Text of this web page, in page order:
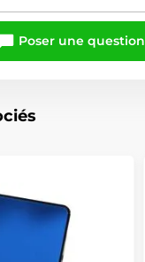
Poser une question